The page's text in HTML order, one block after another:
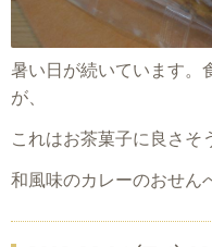
暑い日が続いています。
が、
これはお茶菓子に良さそ
和風味のカレーのおせん